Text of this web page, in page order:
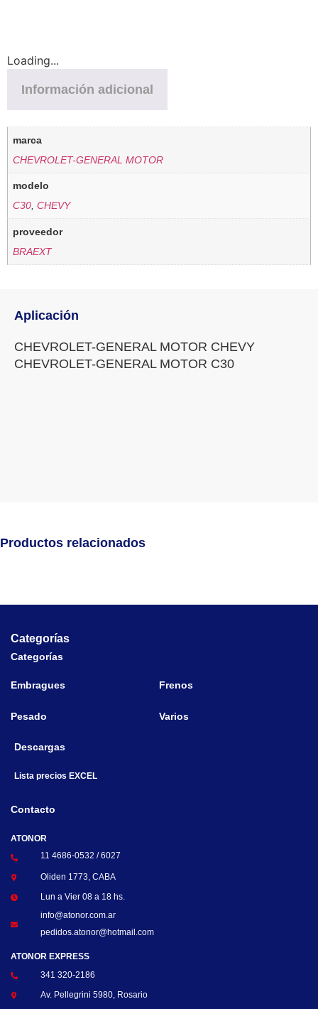
Loading...
Información adicional
marca
CHEVROLET-GENERAL MOTOR
modelo
C30,CHEVY
proveedor
BRAEXT
Aplicación
CHEVROLET-GENERAL MOTOR CHEVY
CHEVROLET-GENERAL MOTOR C30
Productos relacionados
Categorías
Categorías
Embragues Frenos
Pesado Varios
Descargas
Lista precios EXCEL
Contacto
ATONOR
11 4686-0532 / 6027
Oliden 1773, CABA
Lun a Vier 08 a 18 hs.
info@atonor.com.ar
pedidos.atonor@hotmail.com
ATONOR EXPRESS
341 320-2186
Av. Pellegrini 5980, Rosario